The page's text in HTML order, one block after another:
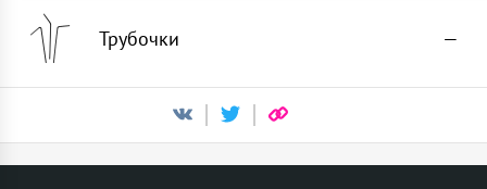
Трубочки —